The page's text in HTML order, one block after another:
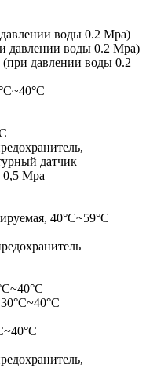
воды 0.2 Mpa)
давлении воды 0.2 Mpa)
давлении воды 0.2
датчик
Mpa
40°C~59°C